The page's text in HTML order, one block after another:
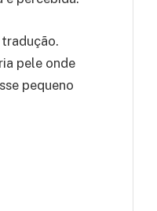
pele onde
pequeno